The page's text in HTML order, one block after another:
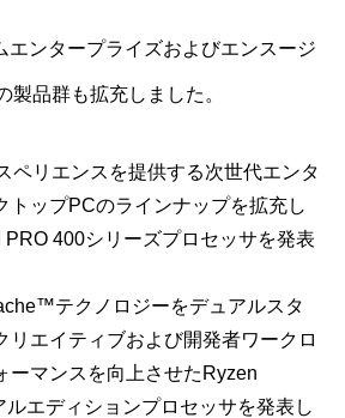
エンタープライズおよびエンスージ
製品群も拡充しました。
ペリエンスを提供する次世代エンタ
トップPCのラインナップを拡充し
PRO 400シリーズプロセッサを発表
テクノロジーをデュアルスタ
リエイティブおよび開発者ワークロ
ーマンスを向上させたRyzen
エディションプロセッサを発表し